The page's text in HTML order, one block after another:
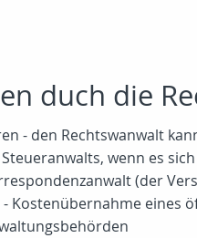
duch die
- den Rechtswanwalt
wenn es
(der
Kostenübernahme eines